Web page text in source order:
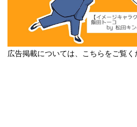
広告掲載については、こちらをご覧く